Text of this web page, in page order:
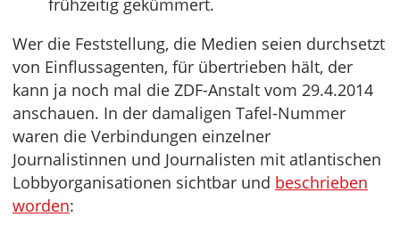
frühzeitig gekümmert.
Wer die Feststellung, die Medien seien durchsetzt
von Einflussagenten, für übertrieben hält, der
kann ja noch mal die ZDF-Anstalt vom 29.4.2014
anschauen. In der damaligen Tafel-Nummer
waren die Verbindungen einzelner
Journalistinnen und Journalisten mit atlantischen
Lobbyorganisationen sichtbar und beschrieben
worden: